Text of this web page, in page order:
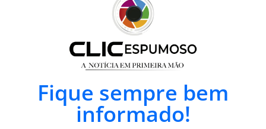
Fique sempre bem
informado!